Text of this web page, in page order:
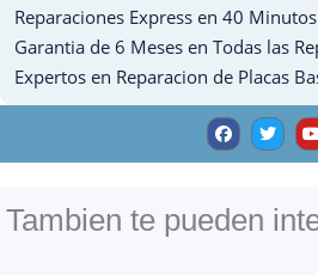
cantidad
Reparaciones Express en 40 Minutos
Garantia de 6 Meses en Todas las
Expertos en Reparacion de Placas
F
a
c
e
o
k
T
w
i
t t
Tambien te pueden